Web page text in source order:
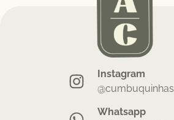
Instagram
@cumbuquinhas
Whatsapp